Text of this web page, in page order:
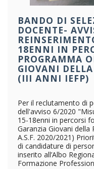
BANDO DI
DOCENTE-
18ENNI IN
PROGRAMMA
GIOVANI
(III ANNI IEFP)
Per il reclutamento di
dell'avviso 6/2020
15-18enni in percorsi
Garanzia Giovani della
A.S.F. 2020/2021)
di candidature di
inserito all’Albo
Formazione